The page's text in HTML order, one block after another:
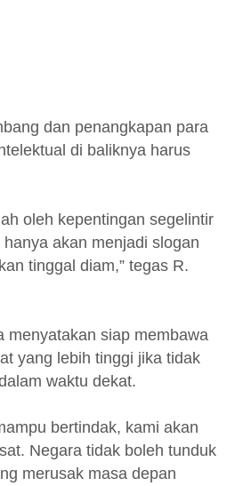
dan penangkapan para
di baliknya harus
oleh kepentingan segelintir
akan menjadi slogan
tinggal diam,” tegas R.
menyatakan siap membawa
yang lebih tinggi jika tidak
waktu dekat.
bertindak, kami akan
Negara tidak boleh tunduk
merusak masa depan